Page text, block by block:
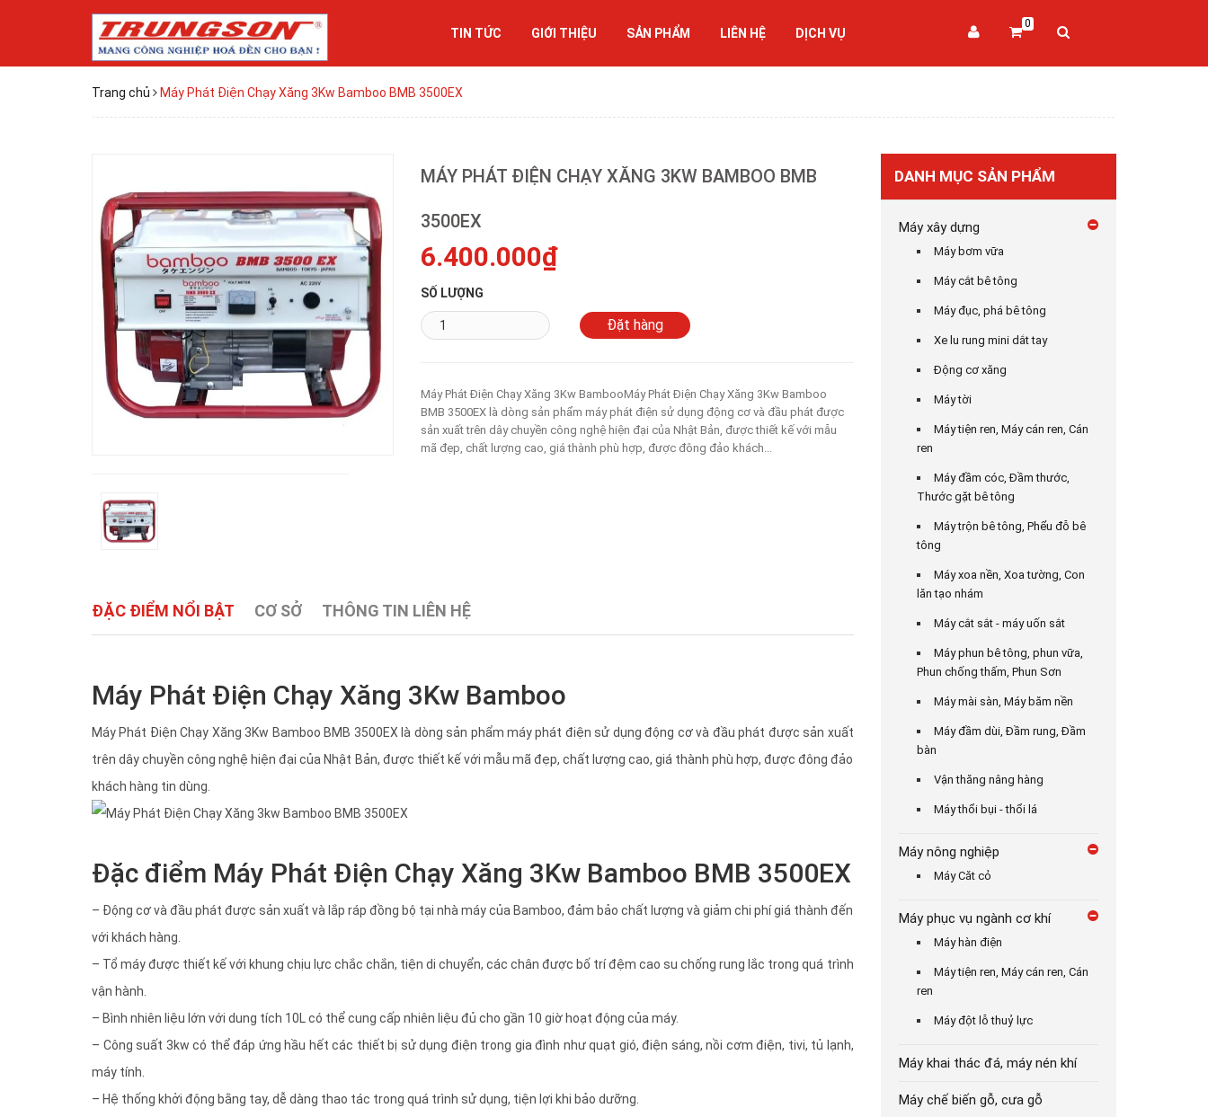
TIN TỨC GIỚI THIỆU SẢN PHẨM LIÊN HỆ DỊCH VỤ
0
Trang chủ Máy Phát Điện Chạy Xăng 3Kw Bamboo BMB 3500EX
MÁY PHÁT ĐIỆN CHẠY XĂNG 3KW BAMBOO BMB
3500EX
6.400.000₫
SỐ LƯỢNG
Máy Phát Điện Chạy Xăng 3Kw BambooMáy Phát Điện Chạy Xăng 3Kw Bamboo
BMB 3500EX là dòng sản phẩm máy phát điện sử dụng động cơ và đầu phát được
sản xuất trên dây chuyền công nghệ hiện đại của Nhật Bản, được thiết kế với mẫu
mã đẹp, chất lượng cao, giá thành phù hợp, được đông đảo khách...
ĐẶC ĐIỂM NỔI BẬT CƠ SỞ THÔNG TIN LIÊN HỆ
Máy Phát Điện Chạy Xăng 3Kw Bamboo
Máy Phát Điện Chạy Xăng 3Kw Bamboo BMB 3500EX là dòng sản phẩm máy phát điện sử dụng động cơ và đầu phát được sản xuất
trên dây chuyền công nghệ hiện đại của Nhật Bản, được thiết kế với mẫu mã đẹp, chất lượng cao, giá thành phù hợp, được đông đảo
khách hàng tin dùng.
Đặc điểm Máy Phát Điện Chạy Xăng 3Kw Bamboo BMB 3500EX
– Động cơ và đầu phát được sản xuất và lắp ráp đồng bộ tại nhà máy của Bamboo, đảm bảo chất lượng và giảm chi phí giá thành đến
với khách hàng.
– Tổ máy được thiết kế với khung chịu lực chắc chắn, tiện di chuyển, các chân được bố trí đệm cao su chống rung lắc trong quá trình
vận hành.
– Bình nhiên liệu lớn với dung tích 10L có thể cung cấp nhiên liệu đủ cho gần 10 giờ hoạt động của máy.
– Công suất 3kw có thể đáp ứng hầu hết các thiết bị sử dụng điện trong gia đình như quạt gió, điện sáng, nồi cơm điện, tivi, tủ lạnh,
máy tính.
– Hệ thống khởi động bằng tay, dễ dàng thao tác trong quá trình sử dụng, tiện lợi khi bảo dưỡng.
DANH MỤC SẢN PHẨM
Máy xây dựng
Máy bơm vữa
Máy cắt bê tông
Máy đục, phá bê tông
Xe lu rung mini dắt tay
Động cơ xăng
Máy tời
Máy tiện ren, Máy cán ren, Cán
ren
Máy đầm cóc, Đầm thước,
Thước gặt bê tông
Máy trộn bê tông, Phểu đỗ bê
tông
Máy xoa nền, Xoa tường, Con
lăn tạo nhám
Máy cắt sắt - máy uốn sắt
Máy phun bê tông, phun vữa,
Phun chống thấm, Phun Sơn
Máy mài sàn, Máy băm nền
Máy đầm dùi, Đầm rung, Đầm
bàn
Vận thăng nâng hàng
Máy thổi bụi - thổi lá
Máy nông nghiệp
Máy Căt cỏ
Máy phục vụ ngành cơ khí
Máy hàn điện
Máy tiện ren, Máy cán ren, Cán
ren
Máy đột lỗ thuỷ lực
Máy khai thác đá, máy nén khí
Máy chế biến gỗ, cưa gỗ